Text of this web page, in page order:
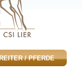
/ PFERDE